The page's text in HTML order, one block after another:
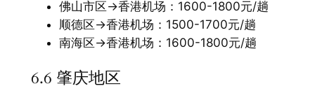
佛山市区→香港机场：1600-1800元/趟
顺德区→香港机场：1500-1700元/趟
南海区→香港机场：1600-1800元/趟
6.6 肇庆地区